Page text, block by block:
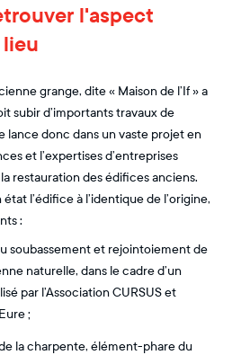
l'aspect
grange, dite « Maison de l’If » a
subir d’importants travaux de
lance donc dans un vaste projet en
et l’expertises d’entreprises
restauration des édifices anciens.
l’édifice à l’identique de l’origine,
:
soubassement et rejointoiement de
naturelle, dans le cadre d’un
par l’Association CURSUS et
;
la charpente, élément-phare du